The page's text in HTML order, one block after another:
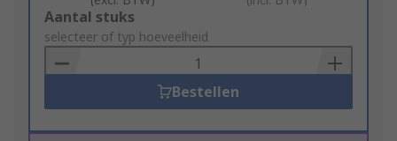
Add
to
Basket
Aantal stuks
selecteer of typ hoeveelheid
Bestellen